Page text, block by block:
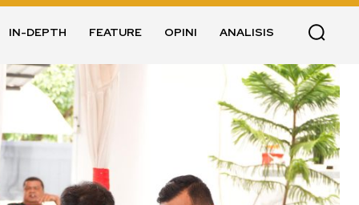
IN-DEPTH FEATURE OPINI ANALISIS